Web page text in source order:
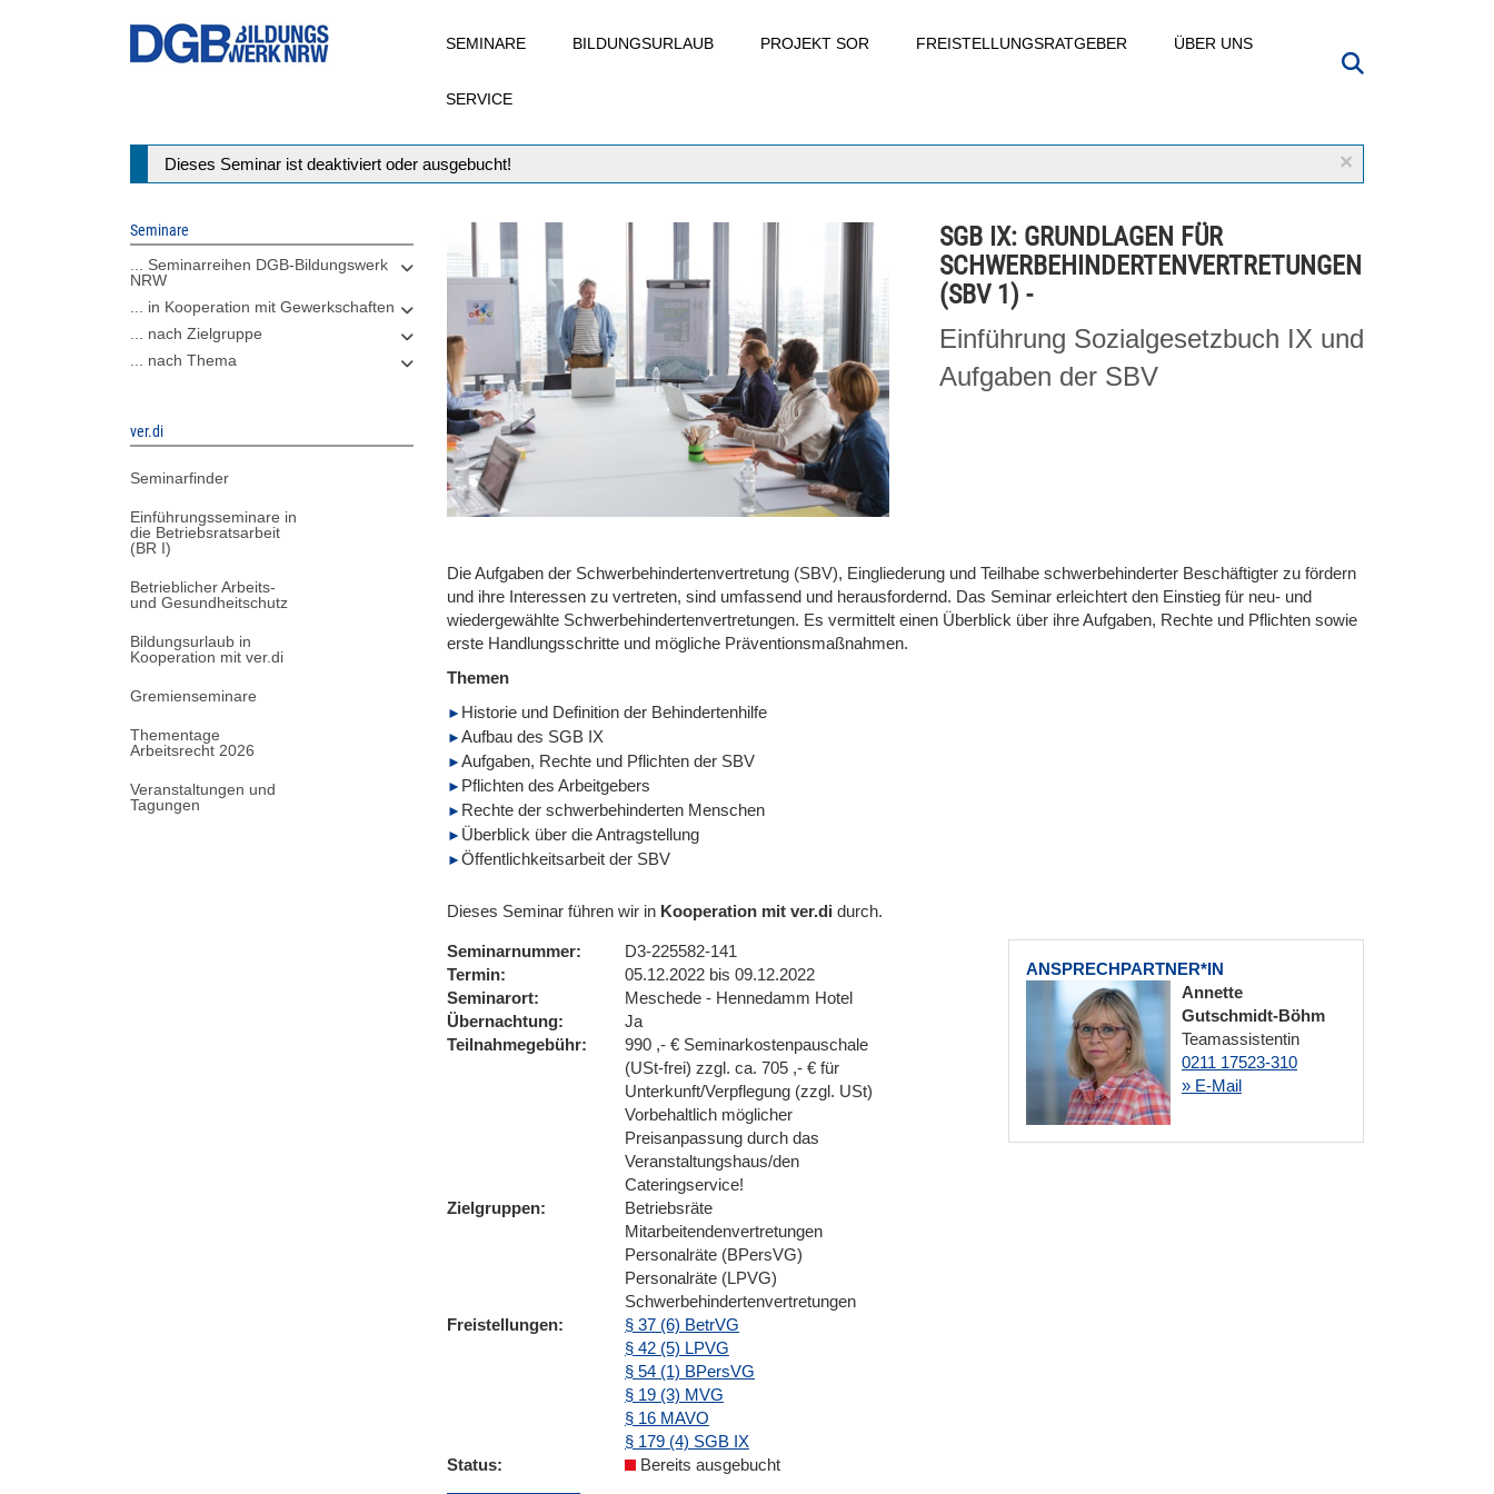
SEMINARE BILDUNGSURLAUB PROJEKT SOR FREISTELLUNGSRATGEBER ÜBER UNS
SERVICE
×
Statusmeldung
Dieses Seminar ist deaktiviert oder ausgebucht!
Seminare
... Seminarreihen DGB-Bildungswerk
NRW
... in Kooperation mit Gewerkschaften
... nach Zielgruppe
... nach Thema
ver.di
Seminarfinder
Einführungsseminare in
die Betriebsratsarbeit
(BR I)
Betrieblicher Arbeits-
und Gesundheitschutz
Bildungsurlaub in
Kooperation mit ver.di
Gremienseminare
Thementage
Arbeitsrecht 2026
Veranstaltungen und
Tagungen
SGB IX: GRUNDLAGEN FÜR
SCHWERBEHINDERTENVERTRETUNGEN
(SBV 1) -
Einführung Sozialgesetzbuch IX und
Aufgaben der SBV
Die Aufgaben der Schwerbehindertenvertretung (SBV), Eingliederung und Teilhabe schwerbehinderter Beschäftigter zu fördern
und ihre Interessen zu vertreten, sind umfassend und herausfordernd. Das Seminar erleichtert den Einstieg für neu- und
wiedergewählte Schwerbehindertenvertretungen. Es vermittelt einen Überblick über ihre Aufgaben, Rechte und Pflichten sowie
erste Handlungsschritte und mögliche Präventionsmaßnahmen.
Themen
Historie und Definition der Behindertenhilfe
Aufbau des SGB IX
Aufgaben, Rechte und Pflichten der SBV
Pflichten des Arbeitgebers
Rechte der schwerbehinderten Menschen
Überblick über die Antragstellung
Öffentlichkeitsarbeit der SBV
Dieses Seminar führen wir in Kooperation mit ver.di durch.
ANSPRECHPARTNER*IN
Annette
Gutschmidt-Böhm
Teamassistentin
0211 17523-310
» E-Mail
Seminarnummer
D3-225582-141
Termin
05.12.2022 bis 09.12.2022
Seminarort
Meschede - Hennedamm Hotel
Übernachtung
Ja
Teilnahmegebühr
990 ,- € Seminarkostenpauschale
(USt-frei) zzgl. ca. 705 ,- € für
Unterkunft/Verpflegung (zzgl. USt)
Vorbehaltlich möglicher
Preisanpassung durch das
Veranstaltungshaus/den
Cateringservice!
Zielgruppen
Betriebsräte
Mitarbeitendenvertretungen
Personalräte (BPersVG)
Personalräte (LPVG)
Schwerbehindertenvertretungen
Freistellungen
§ 37 (6) BetrVG
§ 42 (5) LPVG
§ 54 (1) BPersVG
§ 19 (3) MVG
§ 16 MAVO
§ 179 (4) SGB IX
Status
Bereits ausgebucht